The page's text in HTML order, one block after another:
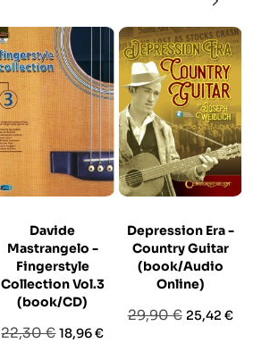
Davide
Mastrangelo -
Fingerstyle
Collection Vol.3
(book/CD)
Prezzo
22,30 €Prezzo
18,96 €
Depression Era -
Country Guitar
(book/Audio
Online)
Prezzo
29,90 € Prezzo
25,42 €